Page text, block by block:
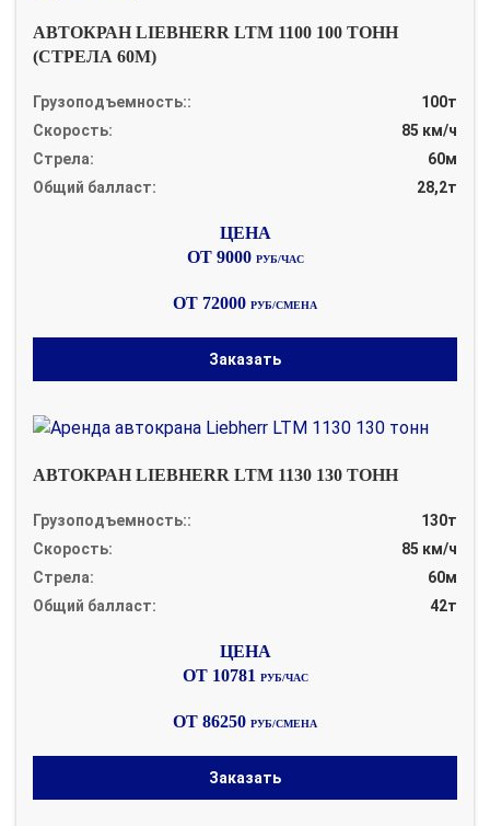
АВТОКРАН LIEBHERR LTM 1100 100 ТОНН
(СТРЕЛА 60М)
Грузоподъемность::
100т
Скорость:
85 км/ч
Стрела:
60м
Общий балласт:
28,2т
ОТ 9000 РУБ/ЧАС
ОТ 72000 РУБ/СМЕНА
Заказать
АВТОКРАН LIEBHERR LTM 1130 130 ТОНН
Грузоподъемность::
130т
Скорость:
85 км/ч
Стрела:
60м
Общий балласт:
42т
ОТ 10781 РУБ/ЧАС
ОТ 86250 РУБ/СМЕНА
Заказать